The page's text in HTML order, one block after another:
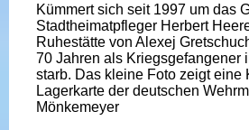
Kümmert sich seit 1997 um das
Stadtheimatpfleger Herbert
Ruhestätte von Alexej
70 Jahren als Kriegsgefangener
starb. Das kleine Foto zeigt eine
Lagerkarte der deutschen
Mönkemeyer